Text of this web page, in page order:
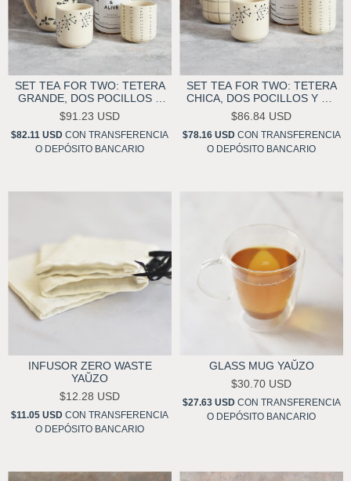
SET TEA FOR TWO: TETERA
GRANDE, DOS POCILLOS Y
UN TÉ A ELECCIÓN YAŬZO
$91.23 USD
$82.11 USD CON TRANSFERENCIA
O DEPÓSITO BANCARIO
SET TEA FOR TWO: TETERA
CHICA, DOS POCILLOS Y UN
TÉ A ELECCIÓN YAŬZO
$86.84 USD
$78.16 USD CON TRANSFERENCIA
O DEPÓSITO BANCARIO
INFUSOR ZERO WASTE
YAŬZO
$12.28 USD
$11.05 USD CON TRANSFERENCIA
O DEPÓSITO BANCARIO
GLASS MUG YAŬZO
$30.70 USD
$27.63 USD CON TRANSFERENCIA
O DEPÓSITO BANCARIO